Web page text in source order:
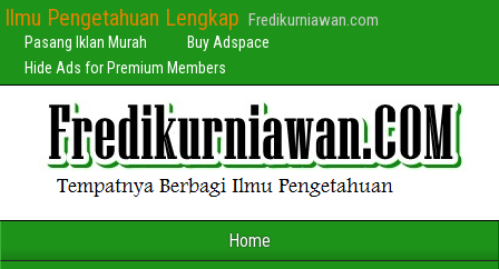
Ilmu Pengetahuan Lengkap Fredikurniawan.com
Pasang Iklan Murah
Buy Adspace
Hide Ads for Premium Members
Home